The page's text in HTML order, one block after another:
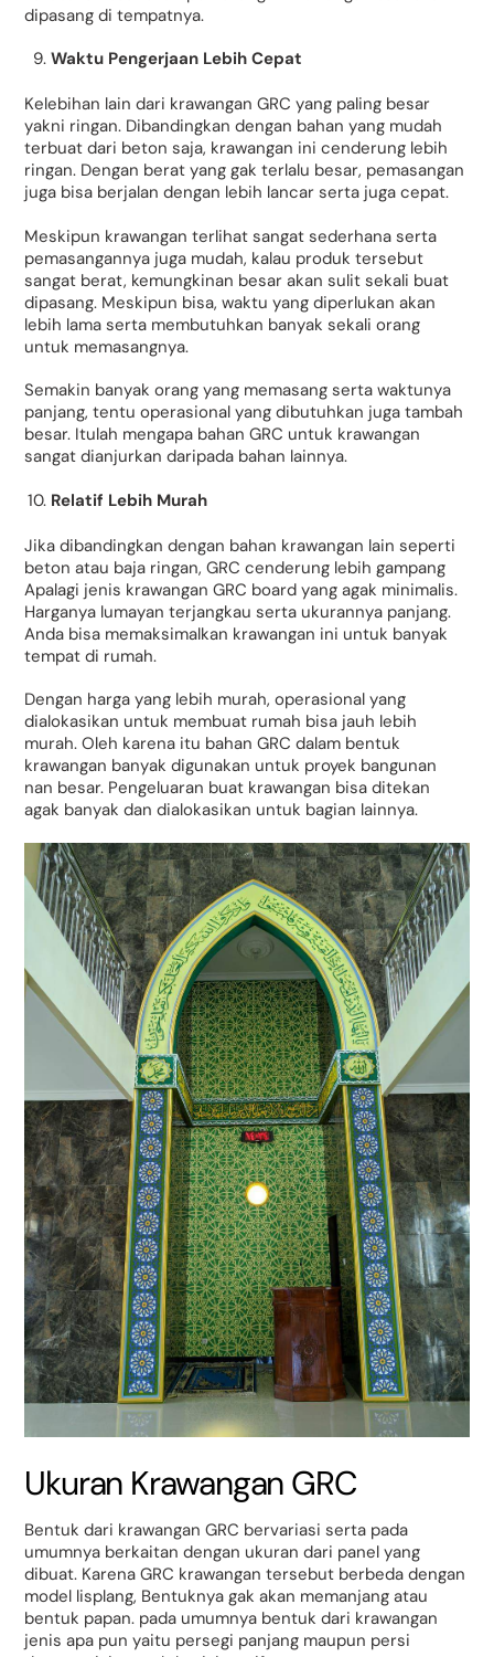
dipasang di tempatnya.
Waktu Pengerjaan Lebih Cepat
Kelebihan lain dari krawangan GRC yang paling besar
yakni ringan. Dibandingkan dengan bahan yang mudah
terbuat dari beton saja, krawangan ini cenderung lebih
ringan. Dengan berat yang gak terlalu besar, pemasangan
juga bisa berjalan dengan lebih lancar serta juga cepat.
Meskipun krawangan terlihat sangat sederhana serta
pemasangannya juga mudah, kalau produk tersebut
sangat berat, kemungkinan besar akan sulit sekali buat
dipasang. Meskipun bisa, waktu yang diperlukan akan
lebih lama serta membutuhkan banyak sekali orang
untuk memasangnya.
Semakin banyak orang yang memasang serta waktunya
panjang, tentu operasional yang dibutuhkan juga tambah
besar. Itulah mengapa bahan GRC untuk krawangan
sangat dianjurkan daripada bahan lainnya.
Relatif Lebih Murah
Jika dibandingkan dengan bahan krawangan lain seperti
beton atau baja ringan, GRC cenderung lebih gampang
Apalagi jenis krawangan GRC board yang agak minimalis.
Harganya lumayan terjangkau serta ukurannya panjang.
Anda bisa memaksimalkan krawangan ini untuk banyak
tempat di rumah.
Dengan harga yang lebih murah, operasional yang
dialokasikan untuk membuat rumah bisa jauh lebih
murah. Oleh karena itu bahan GRC dalam bentuk
krawangan banyak digunakan untuk proyek bangunan
nan besar. Pengeluaran buat krawangan bisa ditekan
agak banyak dan dialokasikan untuk bagian lainnya.
Ukuran Krawangan GRC
Bentuk dari krawangan GRC bervariasi serta pada
umumnya berkaitan dengan ukuran dari panel yang
dibuat. Karena GRC krawangan tersebut berbeda dengan
model lisplang, Bentuknya gak akan memanjang atau
bentuk papan. pada umumnya bentuk dari krawangan
jenis apa pun yaitu persegi panjang maupun persi